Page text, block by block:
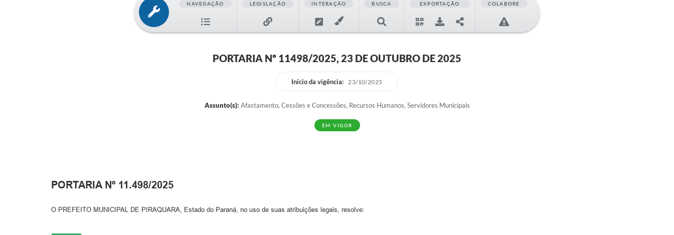
NAVEGAÇÃO LEGISLAÇÃO INTERAÇÃO BUSCA EXPORTAÇÃO COLABORE
PORTARIA Nº 11498/2025, 23 DE OUTUBRO DE 2025
Início da vigência: 23/10/2025
Assunto(s): Afastamento, Cessões e Concessões, Recursos Humanos, Servidores Municipais
EM VIGOR
PORTARIA Nº 11.498/2025
O PREFEITO MUNICIPAL DE PIRAQUARA, Estado do Paraná, no uso de suas atribuições legais, resolve: